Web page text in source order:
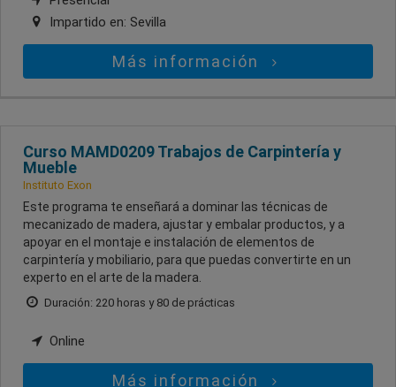
Impartido en: Sevilla
Más información
Curso MAMD0209 Trabajos de Carpintería y
Mueble
Instituto Exon
Este programa te enseñará a dominar las técnicas de
mecanizado de madera, ajustar y embalar productos, y a
apoyar en el montaje e instalación de elementos de
carpintería y mobiliario, para que puedas convertirte en un
experto en el arte de la madera.
Duración: 220 horas y 80 de prácticas
Online
Más información